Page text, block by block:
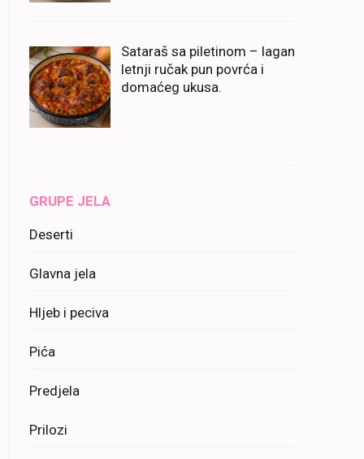
Sataraš sa piletinom – lagan
letnji ručak pun povrća i
domaćeg ukusa.
GRUPE JELA
Deserti
Glavna jela
Hljeb i peciva
Pića
Predjela
Prilozi